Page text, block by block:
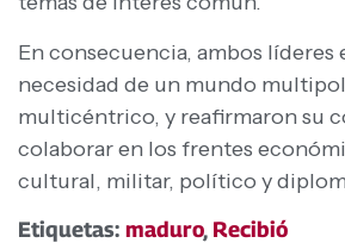
En consecuencia, ambos líderes
necesidad de un mundo
multicéntrico, y reafirmaron su
colaborar en los frentes
cultural, militar, político y
Etiquetas: maduro, Recibió